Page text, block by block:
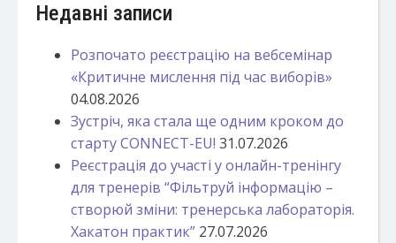
Недавні записи
Розпочато реєстрацію на вебсемінар
«Критичне мислення під час виборів»
04.08.2026
Зустріч, яка стала ще одним кроком до
старту CONNECT-EU! 31.07.2026
Реєстрація до участі у онлайн-тренінгу
для тренерів “Фільтруй інформацію –
створюй зміни: тренерська лабораторія.
Хакатон практик” 27.07.2026